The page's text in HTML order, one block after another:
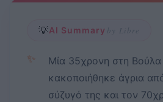
💡AI Summary by Libre
✨
Μία 35χρονη στη Βούλα
κακοποιήθηκε άγρια
σύζυγό της και τον